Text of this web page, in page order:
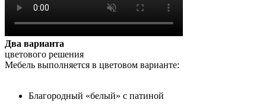
Два варианта
цветового решения
Мебель выполняется в цветовом варианте:
Благородный «белый» с патиной